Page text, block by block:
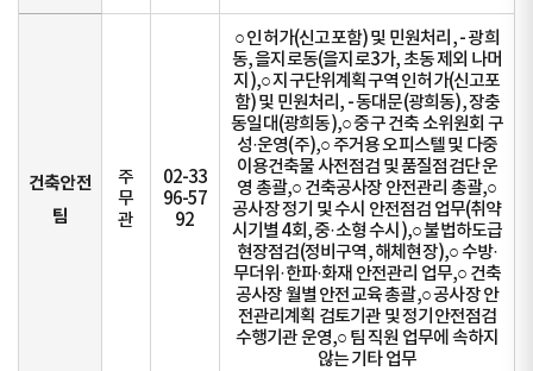
건축안전
팀
주
무
관
02-33
96-57
92
○ 인허가(신고포함) 및 민원처리, - 광희
동, 을지로동(을지로3가, 초동 제외 나머
지),○ 지구단위계획구역 인허가(신고포
함) 및 민원처리, - 동대문(광희동), 장충
동일대(광희동),○ 중구 건축 소위원회 구
성·운영(주),○ 주거용 오피스텔 및 다중
이용건축물 사전점검 및 품질점검단 운
영 총괄,○ 건축공사장 안전관리 총괄,○
공사장 정기 및 수시 안전점검 업무(취약
시기별 4회, 중·소형 수시),○ 불법하도급
현장점검(정비구역, 해체현장),○ 수방·
무더위·한파·화재 안전관리 업무,○ 건축
공사장 월별 안전교육 총괄,○ 공사장 안
전관리계획 검토기관 및 정기안전점검
수행기관 운영,○ 팀 직원 업무에 속하지
않는 기타 업무